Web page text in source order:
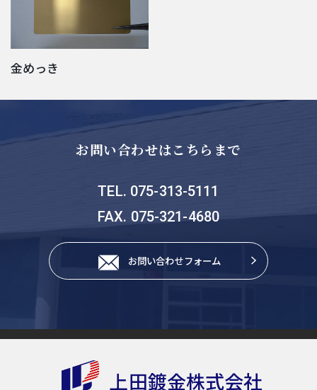
金めっき
お問い合わせはこちらまで
TEL. 075-313-5111
FAX. 075-321-4680
お問い合わせフォーム
上田鍍金株式会社